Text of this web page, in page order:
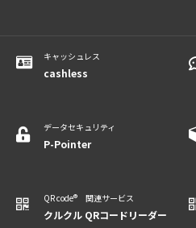
キャッシュレス
cashless
データセキュリティ
P-Pointer
QR code® 関連サービス
クルクル QRコードリーダー